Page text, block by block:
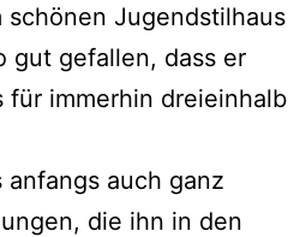
schönen Jugendstilhaus
gut gefallen, dass er
für immerhin dreieinhalb
auch ganz
die ihn in den